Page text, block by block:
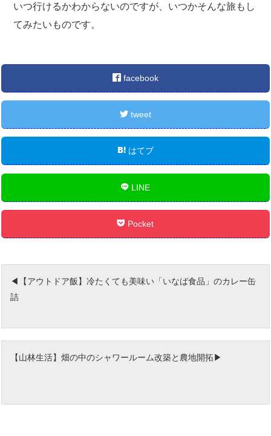
いつ行けるかわからないのですが、いつかそんな旅もし
てみたいものです。
facebook
tweet
はてブ
LINE
Pocket
【アウトドア飯】冷たくても美味い「いなば食品」のカレー缶
詰
【山林生活】畑の中のシャワールーム改築と農地開拓